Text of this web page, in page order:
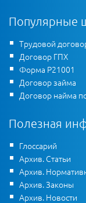
Популярные
Трудовой
Договор ГПХ
Форма Р21001
Договор займа
Договор найма
Полезная
Глоссарий
Архив. Статьи
Архив.
Архив. Законы
Архив. Новости